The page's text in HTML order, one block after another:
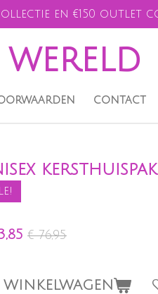
en €150 outlet
wereld
contact
€ 76,95
WINKELWAGEN